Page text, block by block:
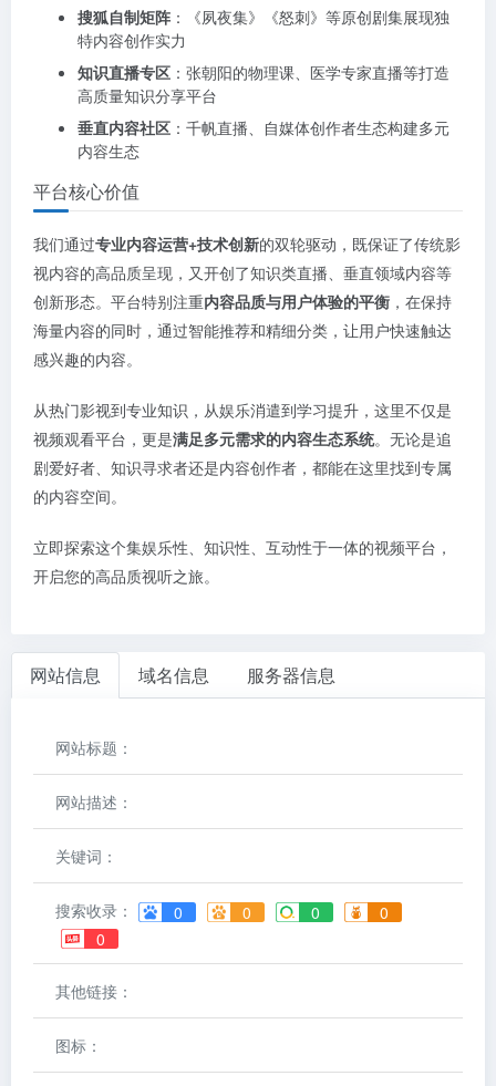
搜狐自制矩阵 ：《夙夜集》《怒刺》等原创剧集展现独
特内容创作实力
知识直播专区 ：张朝阳的物理课、医学专家直播等打造
高质量知识分享平台
垂直内容社区 ：千帆直播、自媒体创作者生态构建多元
内容生态
平台核心价值
我们通过专业内容运营+技术创新的双轮驱动，既保证了传统影
视内容的高品质呈现，又开创了知识类直播、垂直领域内容等
创新形态。平台特别注重内容品质与用户体验的平衡 ，在保持
海量内容的同时，通过智能推荐和精细分类，让用户快速触达
感兴趣的内容。
从热门影视到专业知识，从娱乐消遣到学习提升，这里不仅是
视频观看平台，更是满足多元需求的内容生态系统。无论是追
剧爱好者、知识寻求者还是内容创作者，都能在这里找到专属
的内容空间。
立即探索这个集娱乐性、知识性、互动性于一体的视频平台，
开启您的高品质视听之旅。
网站信息 域名信息 服务器信息
网站标题：
网站描述：
关键词：
搜索收录： 0 0 0
0
0
其他链接：
图标：